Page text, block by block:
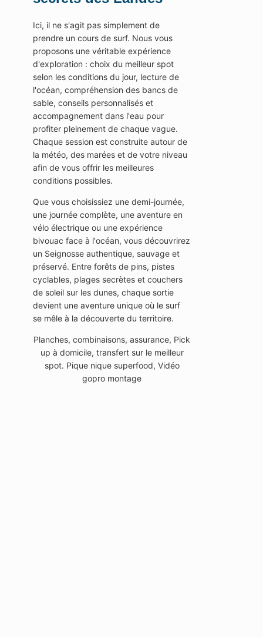
Ici, il ne s'agit pas simplement de
prendre un cours de surf. Nous vous
proposons une véritable expérience
d'exploration : choix du meilleur spot
selon les conditions du jour, lecture de
l'océan, compréhension des bancs de
sable, conseils personnalisés et
accompagnement dans l'eau pour
profiter pleinement de chaque vague.
Chaque session est construite autour de
la météo, des marées et de votre niveau
afin de vous offrir les meilleures
conditions possibles.
Que vous choisissiez une demi-journée,
une journée complète, une aventure en
vélo électrique ou une expérience
bivouac face à l'océan, vous découvrirez
un Seignosse authentique, sauvage et
préservé. Entre forêts de pins, pistes
cyclables, plages secrètes et couchers
de soleil sur les dunes, chaque sortie
devient une aventure unique où le surf
se mêle à la découverte du territoire.
Planches, combinaisons, assurance, Pick
up à domicile, transfert sur le meilleur
spot. Pique nique superfood, Vidéo
gopro montage